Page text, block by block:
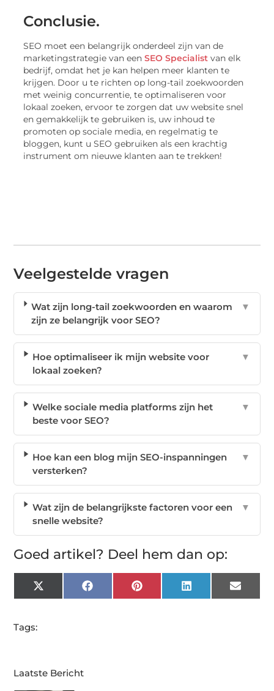
Conclusie.
SEO moet een belangrijk onderdeel zijn van de
marketingstrategie van eenSEO Specialist van elk
bedrijf, omdat het je kan helpen meer klanten te
krijgen. Door u te richten op long-tail zoekwoorden
met weinig concurrentie, te optimaliseren voor
lokaal zoeken, ervoor te zorgen dat uw website snel
en gemakkelijk te gebruiken is, uw inhoud te
promoten op sociale media, en regelmatig te
bloggen, kunt u SEO gebruiken als een krachtig
instrument om nieuwe klanten aan te trekken!
Veelgestelde vragen
Wat zijn long-tail zoekwoorden en waarom
zijn ze belangrijk voor SEO?
▼
Hoe optimaliseer ik mijn website voor
lokaal zoeken?
▼
Welke sociale media platforms zijn het
beste voor SEO?
▼
Hoe kan een blog mijn SEO-inspanningen
versterken?
▼
Wat zijn de belangrijkste factoren voor een
snelle website?
▼
Goed artikel? Deel hem dan op:
X
(Twitter)
FacebookPinterest LinkedIn Email
Tags:
Laatste Bericht